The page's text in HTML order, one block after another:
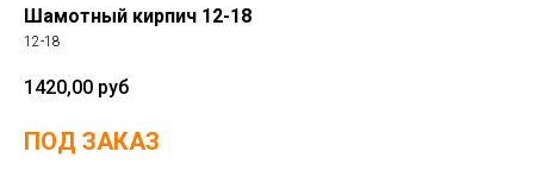
Шамотный кирпич 12-18
12-18
1420,00 руб
ПОД ЗАКАЗ